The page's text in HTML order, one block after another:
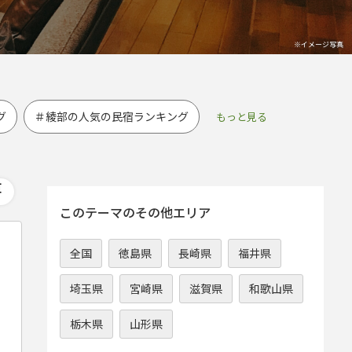
＃綾部の人気の民宿ランキング
このテーマのその他エリア
全国 徳島県 長崎県 福井県
埼玉県 宮崎県 滋賀県 和歌山県
栃木県 山形県